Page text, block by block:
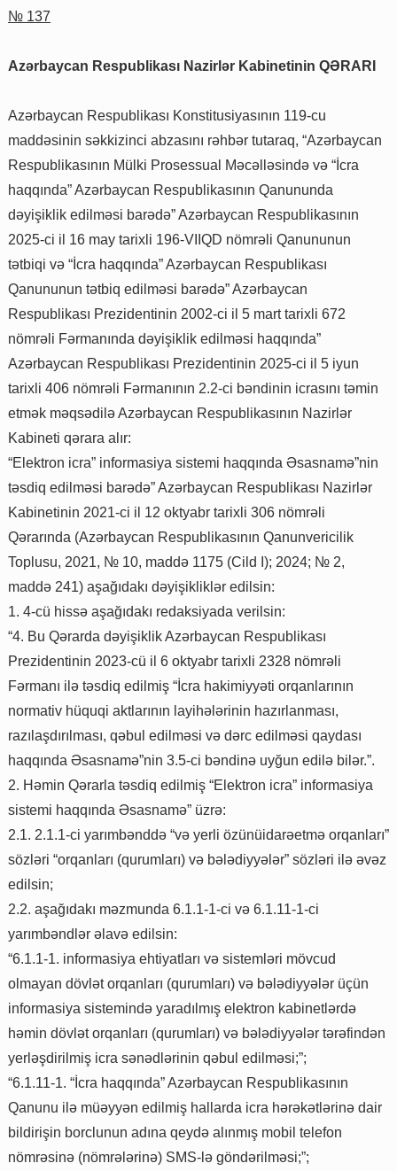
№ 137
Azərbaycan Respublikası Nazirlər Kabinetinin QƏRARI
Azərbaycan Respublikası Konstitusiyasının 119-cu
maddəsinin səkkizinci abzasını rəhbər tutaraq, “Azərbaycan
Respublikasının Mülki Prosessual Məcəlləsində və “İcra
haqqında” Azərbaycan Respublikasının Qanununda
dəyişiklik edilməsi barədə” Azərbaycan Respublikasının
2025-ci il 16 may tarixli 196-VIIQD nömrəli Qanununun
tətbiqi və “İcra haqqında” Azərbaycan Respublikası
Qanununun tətbiq edilməsi barədə” Azərbaycan
Respublikası Prezidentinin 2002-ci il 5 mart tarixli 672
nömrəli Fərmanında dəyişiklik edilməsi haqqında”
Azərbaycan Respublikası Prezidentinin 2025-ci il 5 iyun
tarixli 406 nömrəli Fərmanının 2.2-ci bəndinin icrasını təmin
etmək məqsədilə Azərbaycan Respublikasının Nazirlər
Kabineti qərara alır:
“Elektron icra” informasiya sistemi haqqında Əsasnamə”nin
təsdiq edilməsi barədə” Azərbaycan Respublikası Nazirlər
Kabinetinin 2021-ci il 12 oktyabr tarixli 306 nömrəli
Qərarında (Azərbaycan Respublikasının Qanunvericilik
Toplusu, 2021, № 10, maddə 1175 (Cild I); 2024; № 2,
maddə 241) aşağıdakı dəyişikliklər edilsin:
1. 4-cü hissə aşağıdakı redaksiyada verilsin:
“4. Bu Qərarda dəyişiklik Azərbaycan Respublikası
Prezidentinin 2023-cü il 6 oktyabr tarixli 2328 nömrəli
Fərmanı ilə təsdiq edilmiş “İcra hakimiyyəti orqanlarının
normativ hüquqi aktlarının layihələrinin hazırlanması,
razılaşdırılması, qəbul edilməsi və dərc edilməsi qaydası
haqqında Əsasnamə”nin 3.5-ci bəndinə uyğun edilə bilər.”.
2. Həmin Qərarla təsdiq edilmiş “Elektron icra” informasiya
sistemi haqqında Əsasnamə” üzrə:
2.1. 2.1.1-ci yarımbənddə “və yerli özünüidarəetmə orqanları”
sözləri “orqanları (qurumları) və bələdiyyələr” sözləri ilə əvəz
edilsin;
2.2. aşağıdakı məzmunda 6.1.1-1-ci və 6.1.11-1-ci
yarımbəndlər əlavə edilsin:
“6.1.1-1. informasiya ehtiyatları və sistemləri mövcud
olmayan dövlət orqanları (qurumları) və bələdiyyələr üçün
informasiya sistemində yaradılmış elektron kabinetlərdə
həmin dövlət orqanları (qurumları) və bələdiyyələr tərəfindən
yerləşdirilmiş icra sənədlərinin qəbul edilməsi;”;
“6.1.11-1. “İcra haqqında” Azərbaycan Respublikasının
Qanunu ilə müəyyən edilmiş hallarda icra hərəkətlərinə dair
bildirişin borclunun adına qeydə alınmış mobil telefon
nömrəsinə (nömrələrinə) SMS-lə göndərilməsi;”;